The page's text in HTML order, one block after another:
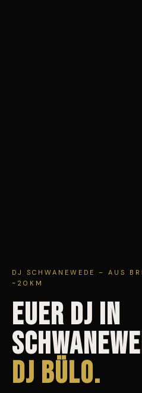
DJ SCHWANEWEDE – AUS
~20KM
EUER DJ IN
DJ Bülo.